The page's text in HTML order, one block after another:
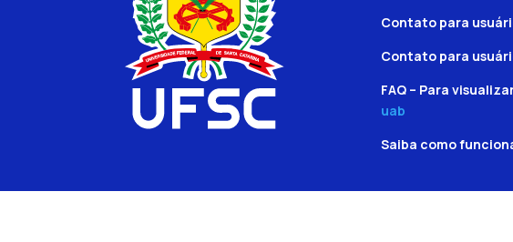
Contato para
Contato para
FAQ – Para
uab
Saiba como